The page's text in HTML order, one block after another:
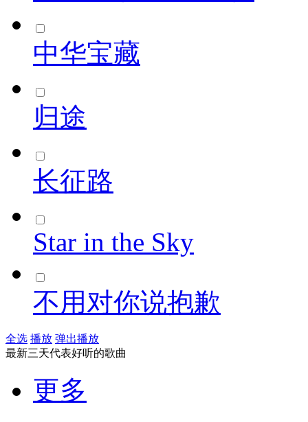
中华宝藏
归途
长征路
Star in the Sky
不用对你说抱歉
全选 播放 弹出播放
最新三天代表好听的歌曲
更多